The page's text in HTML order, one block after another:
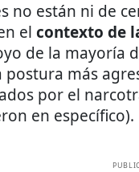
no están ni de
el contexto de
de la mayoría
más
por el
en específico).